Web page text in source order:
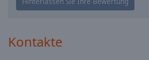
Kontakte